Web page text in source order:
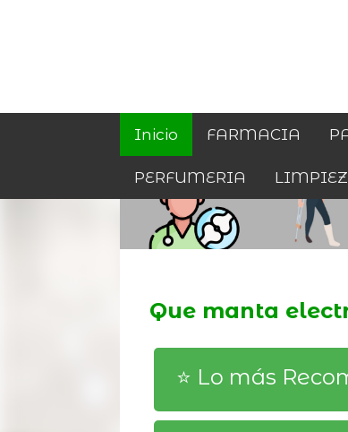
Inicio FARMACIA
PERFUMERIA
Que manta
⭐️ Lo más